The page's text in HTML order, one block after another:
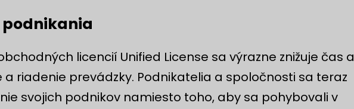
licencií Unified License sa výrazne znižuje čas a
riadenie prevádzky. Podnikatelia a spoločnosti sa teraz
svojich podnikov namiesto toho, aby sa pohybovali v